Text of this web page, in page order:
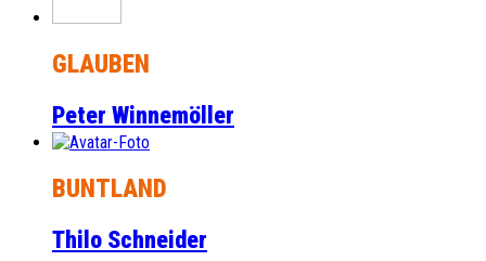
GLAUBEN
Peter Winnemöller
BUNTLAND
Thilo Schneider